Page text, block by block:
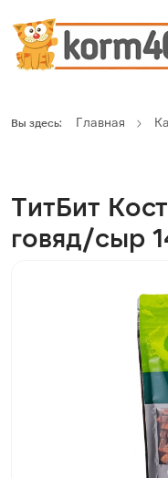
Вы здесь: Главная
ТитБит
говяд/сыр